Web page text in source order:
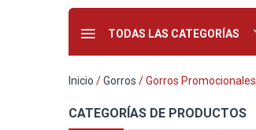
TODAS LAS CATEGORÍAS
Inicio /Gorros / Gorros Promocionales
CATEGORÍAS DE PRODUCTOS